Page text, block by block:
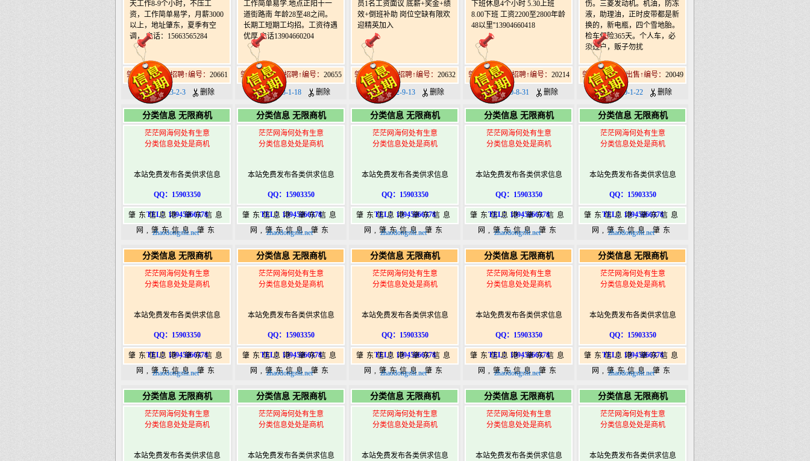
天工作8-9个小时，不压工
资，工作简单易学，月薪3000
以上，地址肇东，夏季有空
调， 电话：15663565284
肇东北11道街招聘↑编号： 20661
日期：2023-2-3 删除
工作简单易学.地点正阳十一
道街路南 年龄28至48之间。
长期工短期工均招。工资待遇
优厚 电话13904660204
肇东北11道街招聘↑编号： 20655
日期：2023-1-18 删除
员1名工资面议 底薪+奖金+绩
效+倒班补助 岗位空缺有限欢
迎精英加入
肇东北11道街招聘↑编号： 20632
日期：2022-9-13 删除
下班休息4个小时 5.30上班
8.00下班 工资2200至2800年龄
48以里''13904660418
肇东北11道街招聘↑编号： 20214
日期：2020-8-31 删除
伤。三菱发动机。机油，防冻
液，助理油，正时皮带都是新
换的，新电瓶，四个雪地胎。
检车保险365天。个人车，必
须过户，贩子勿扰
肇东北11道街出售↑编号： 20049
日期：2020-1-22 删除
分类信息 无限商机
茫茫网海何处有生意
分类信息处处是商机
本站免费发布各类供求信息
QQ：15903350
TEL：15945066378
肇东信息港,肇东信息
网,肇东信息,肇东
港|www.zhaodongshi.com
zhaodongshi.net
分类信息 无限商机
茫茫网海何处有生意
分类信息处处是商机
本站免费发布各类供求信息
QQ：15903350
TEL：15945066378
肇东信息港,肇东信息
网,肇东信息,肇东
港|www.zhaodongshi.com
zhaodongshi.net
分类信息 无限商机
茫茫网海何处有生意
分类信息处处是商机
本站免费发布各类供求信息
QQ：15903350
TEL：15945066378
肇东信息港,肇东信息
网,肇东信息,肇东
港|www.zhaodongshi.com
zhaodongshi.net
分类信息 无限商机
茫茫网海何处有生意
分类信息处处是商机
本站免费发布各类供求信息
QQ：15903350
TEL：15945066378
肇东信息港,肇东信息
网,肇东信息,肇东
港|www.zhaodongshi.com
zhaodongshi.net
分类信息 无限商机
茫茫网海何处有生意
分类信息处处是商机
本站免费发布各类供求信息
QQ：15903350
TEL：15945066378
肇东信息港,肇东信息
网,肇东信息,肇东
港|www.zhaodongshi.com
zhaodongshi.net
分类信息 无限商机
茫茫网海何处有生意
分类信息处处是商机
本站免费发布各类供求信息
QQ：15903350
TEL：15945066378
肇东信息港,肇东信息
网,肇东信息,肇东
港|www.zhaodongshi.com
zhaodongshi.net
分类信息 无限商机
茫茫网海何处有生意
分类信息处处是商机
本站免费发布各类供求信息
QQ：15903350
TEL：15945066378
肇东信息港,肇东信息
网,肇东信息,肇东
港|www.zhaodongshi.com
zhaodongshi.net
分类信息 无限商机
茫茫网海何处有生意
分类信息处处是商机
本站免费发布各类供求信息
QQ：15903350
TEL：15945066378
肇东信息港,肇东信息
网,肇东信息,肇东
港|www.zhaodongshi.com
zhaodongshi.net
分类信息 无限商机
茫茫网海何处有生意
分类信息处处是商机
本站免费发布各类供求信息
QQ：15903350
TEL：15945066378
肇东信息港,肇东信息
网,肇东信息,肇东
港|www.zhaodongshi.com
zhaodongshi.net
分类信息 无限商机
茫茫网海何处有生意
分类信息处处是商机
本站免费发布各类供求信息
QQ：15903350
TEL：15945066378
肇东信息港,肇东信息
网,肇东信息,肇东
港|www.zhaodongshi.com
zhaodongshi.net
分类信息 无限商机
茫茫网海何处有生意
分类信息处处是商机
本站免费发布各类供求信息
分类信息 无限商机
茫茫网海何处有生意
分类信息处处是商机
本站免费发布各类供求信息
分类信息 无限商机
茫茫网海何处有生意
分类信息处处是商机
本站免费发布各类供求信息
分类信息 无限商机
茫茫网海何处有生意
分类信息处处是商机
本站免费发布各类供求信息
分类信息 无限商机
茫茫网海何处有生意
分类信息处处是商机
本站免费发布各类供求信息